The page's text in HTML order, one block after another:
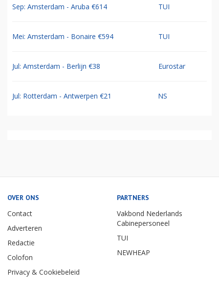
Sep: Amsterdam - Aruba €614 TUI
Mei: Amsterdam - Bonaire €594 TUI
Jul: Amsterdam - Berlijn €38 Eurostar
Jul: Rotterdam - Antwerpen €21 NS
OVER ONS
Contact
Adverteren
Redactie
Colofon
Privacy & Cookiebeleid
PARTNERS
Vakbond Nederlands
Cabinepersoneel
TUI
NEWHEAP